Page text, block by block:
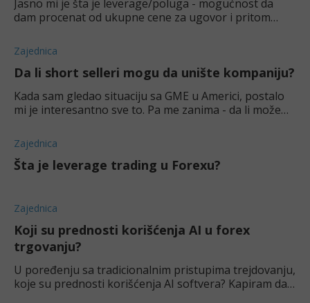
Jasno mi je šta je leverage/poluga - mogućnost da
dam procenat od ukupne cene za ugovor i pritom
koji je najbolji leverage?
Zajednica
Da li short selleri mogu da unište kompaniju?
Kada sam gledao situaciju sa GME u Americi, postalo
mi je interesantno sve to. Pa me zanima - da li može
kompaniju?
Zajednica
Šta je leverage trading u Forexu?
Zajednica
Koji su prednosti korišćenja AI u forex
trgovanju?
U poređenju sa tradicionalnim pristupima trejdovanju,
koje su prednosti korišćenja AI softvera? Kapiram da